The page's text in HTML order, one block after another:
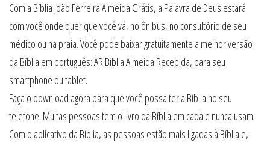
Com a Bíblia João Ferreira Almeida Grátis, a Palavra de Deus estará
com você onde quer que você vá, no ônibus, no consultório de seu
médico ou na praia. Você pode baixar gratuitamente a melhor versão
da Bíblia em português: AR Bíblia Almeida Recebida, para seu
smartphone ou tablet.
Faça o download agora para que você possa ter a Bíblia no seu
telefone. Muitas pessoas tem o livro da Bíblia em cada e nunca usam.
Com o aplicativo da Bíblia, as pessoas estão mais ligadas à Bíblia e,